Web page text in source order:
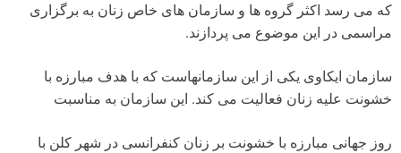
که می رسد اکثر گروه ها و سازمان های خاص زنان به برگزاری
مراسمی در این موضوع می پردازند.
سازمان ایکاوی یکی از این سازمانهاست که با هدف مبارزه با
خشونت علیه زنان فعالیت می کند. این سازمان به مناسبت
روز جهانی مبارزه با خشونت بر زنان کنفرانسی در شهر کلن با